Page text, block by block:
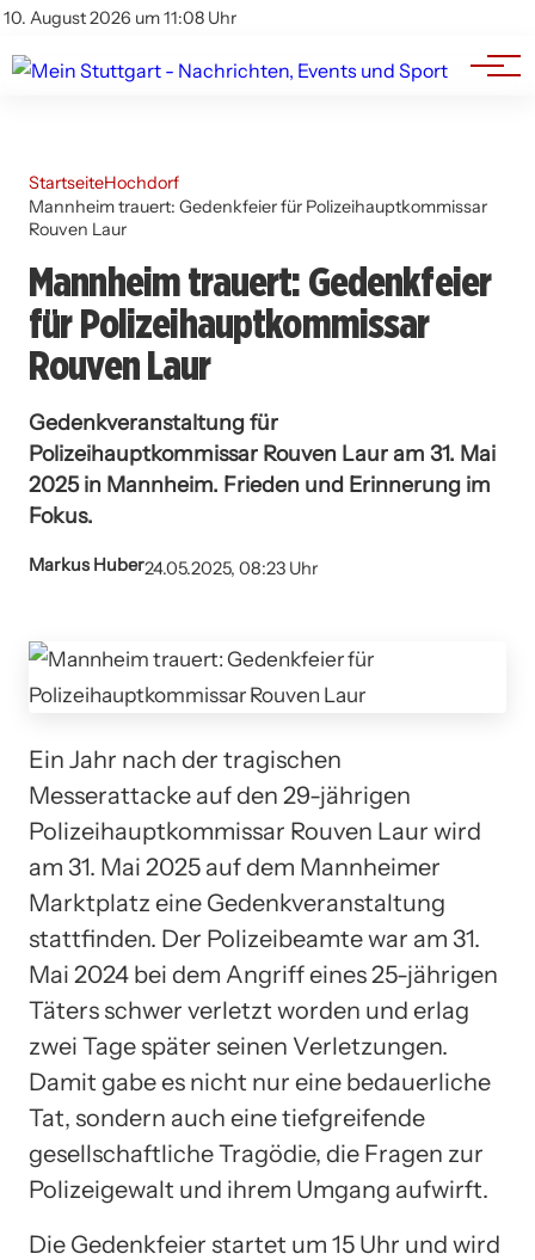
10. August 2026 um 11:08 Uhr
Impressum
Branchenbuch
Werbung
StartseiteHochdorf
Mannheim trauert: Gedenkfeier für Polizeihauptkommissar
Rouven Laur
Mannheim trauert: Gedenkfeier
für Polizeihauptkommissar
Rouven Laur
Gedenkveranstaltung für
Polizeihauptkommissar Rouven Laur am 31. Mai
2025 in Mannheim. Frieden und Erinnerung im
Fokus.
Markus Huber24.05.2025, 08:23 Uhr
Ein Jahr nach der tragischen
Messerattacke auf den 29-jährigen
Polizeihauptkommissar Rouven Laur wird
am 31. Mai 2025 auf dem Mannheimer
Marktplatz eine Gedenkveranstaltung
stattfinden. Der Polizeibeamte war am 31.
Mai 2024 bei dem Angriff eines 25-jährigen
Täters schwer verletzt worden und erlag
zwei Tage später seinen Verletzungen.
Damit gabe es nicht nur eine bedauerliche
Tat, sondern auch eine tiefgreifende
gesellschaftliche Tragödie, die Fragen zur
Polizeigewalt und ihrem Umgang aufwirft.
Die Gedenkfeier startet um 15 Uhr und wird